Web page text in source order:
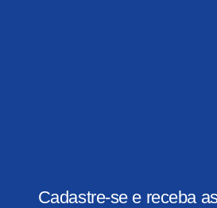
Cadastre-se e receba